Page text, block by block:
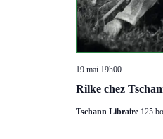
Rilke chez
19 mai 19h00
Tschann Libraire 125